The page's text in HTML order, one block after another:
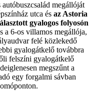
megállóját
utca és az Astoria
gyalogos folyosón
a 6-os villamos megállója,
felé közlekedő
gyalogátkelő továbbra
felszíni gyalogátkelő
megszűnt a
egy forgalmi sávban